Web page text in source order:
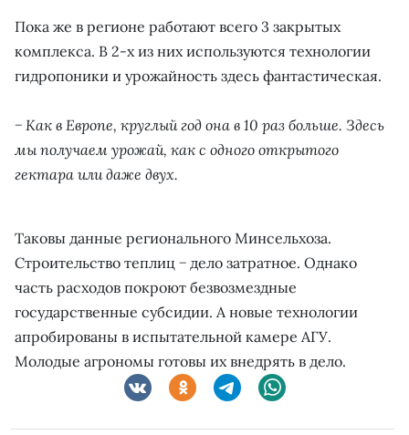
Пока же в регионе работают всего 3 закрытых
комплекса. В 2-х из них используются технологии
гидропоники и урожайность здесь фантастическая.
− Как в Европе, круглый год она в 10 раз больше. Здесь
мы получаем урожай, как с одного открытого
гектара или даже двух.
Таковы данные регионального Минсельхоза.
Строительство теплиц − дело затратное. Однако
часть расходов покроют безвозмездные
государственные субсидии. А новые технологии
апробированы в испытательной камере АГУ.
Молодые агрономы готовы их внедрять в дело.